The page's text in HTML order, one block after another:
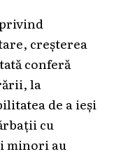
creșterea
conferă
la
de a ieși
cu
minori au